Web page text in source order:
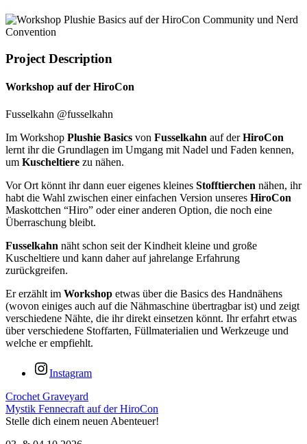
Project Description
Workshop auf der HiroCon
Fusselkahn @fusselkahn
Im Workshop Plushie Basics von Fusselkahn auf derHiroCon
lernt ihr die Grundlagen im Umgang mit Nadel und Faden kennen,
um Kuscheltiere zu nähen.
Vor Ort könnt ihr dann euer eigenes kleines Stofftierchen nähen, ihr
habt die Wahl zwischen einer einfachen Version unseres HiroCon
Maskottchen “Hiro” oder einer anderen Option, die noch eine
Überraschung bleibt.
Fusselkahn näht schon seit der Kindheit kleine und große
Kuscheltiere und kann daher auf jahrelange Erfahrung
zurückgreifen.
Er erzählt im Workshop etwas über die Basics des Handnähens
(wovon einiges auch auf die Nähmaschine übertragbar ist) und zeigt
verschiedene Nähte, die ihr direkt einsetzen könnt. Ihr erfahrt etwas
über verschiedene Stoffarten, Füllmaterialien und Werkzeuge und
welche er empfiehlt.
Instagram
Crochet Graveyard
Mystik Fennecraft auf der HiroCon
Stelle dich einem neuen Abenteuer!